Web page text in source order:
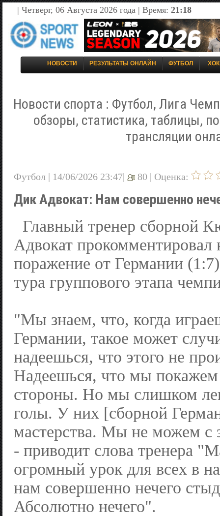
| Четверг, 06 Августа 2026 года | Время: 21:18
НОВОСТИ РЕЗУЛЬТАТЫ ОНЛАЙН ФУТБОЛ
Новости спорта : Футбол, Лига
обзоры, статистика, таблицы,
трансляции
Футбол | 14/06/2026 23:47| 80 | Оценка:
Дик Адвокат: Нам совершенно
Главный тренер сборной
Адвокат прокомментировал
поражение от Германии
тура группового этапа
"Мы знаем, что, когда
Германии, такое может
надеешься, что этого не
Надеешься, что мы
стороны. Но мы слишком
голы. У них [сборной
мастерства. Мы не можем с
- приводит слова тренера
огромный урок для всех в
нам совершенно нечего
Абсолютно нечего".